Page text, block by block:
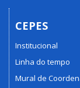
CEPES
Institucional
Linha do tempo
Mural de